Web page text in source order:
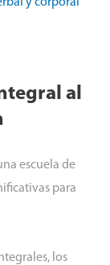
al
escuela de
para
los